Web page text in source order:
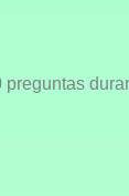
preguntas